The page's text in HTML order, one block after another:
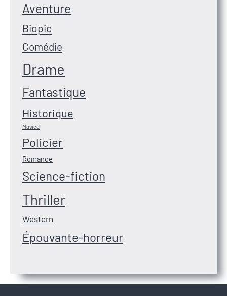
Aventure
Biopic
Comédie
Drame
Fantastique
Historique
Musical
Policier
Romance
Science-fiction
Thriller
Western
Épouvante-horreur